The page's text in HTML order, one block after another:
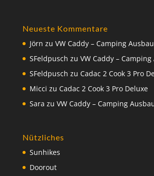
Neueste Kommentare
Jörn zu VW Caddy – Camping Ausbau
SFeldpusch zu VW Caddy –
SFeldpusch zu Cadac 2 Cook 3 Pro
Micci zu Cadac 2 Cook 3 Pro Deluxe
Sara zu VW Caddy – Camping
Nützliches
Sunhikes
Doorout